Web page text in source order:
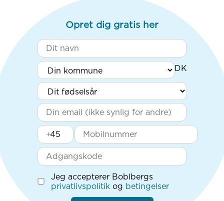
Opret dig gratis her
+
Jeg accepterer Boblbergs
privatlivspolitik og betingelser